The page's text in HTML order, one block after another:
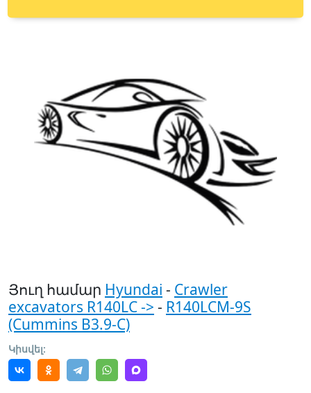
Յուղ համար Hyundai - Crawler
excavators R140LC -> - R140LCM-9S
(Cummins B3.9-C)
Կիսվել: